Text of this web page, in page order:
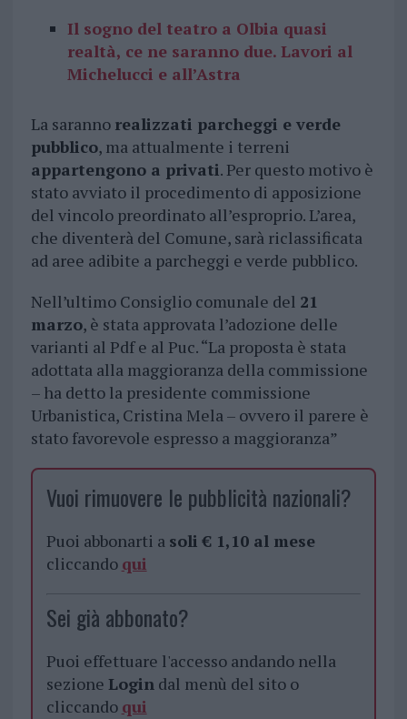
Il sogno del teatro a Olbia quasi
realtà, ce ne saranno due. Lavori al
Michelucci e all’Astra
La saranno realizzati parcheggi e verde
pubblico, ma attualmente i terreni
appartengono a privati. Per questo motivo è
stato avviato il procedimento di apposizione
del vincolo preordinato all’esproprio. L’area,
che diventerà del Comune, sarà riclassificata
ad aree adibite a parcheggi e verde pubblico.
Nell’ultimo Consiglio comunale del 21
marzo, è stata approvata l’adozione delle
varianti al Pdf e al Puc. “La proposta è stata
adottata alla maggioranza della commissione
– ha detto la presidente commissione
Urbanistica, Cristina Mela – ovvero il parere è
stato favorevole espresso a maggioranza”
Vuoi rimuovere le pubblicità nazionali?
Puoi abbonarti a soli € 1,10 al mese
cliccando qui
Sei già abbonato?
Puoi effettuare l'accesso andando nella
sezione Logindal menù del sito o
cliccando qui